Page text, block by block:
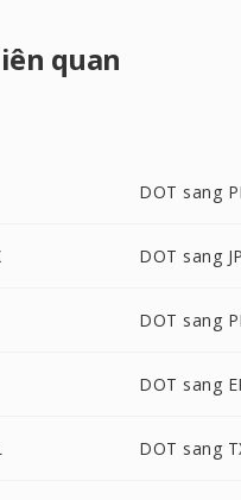
quan
DOT sang
DOT sang
DOT sang
DOT sang
DOT sang